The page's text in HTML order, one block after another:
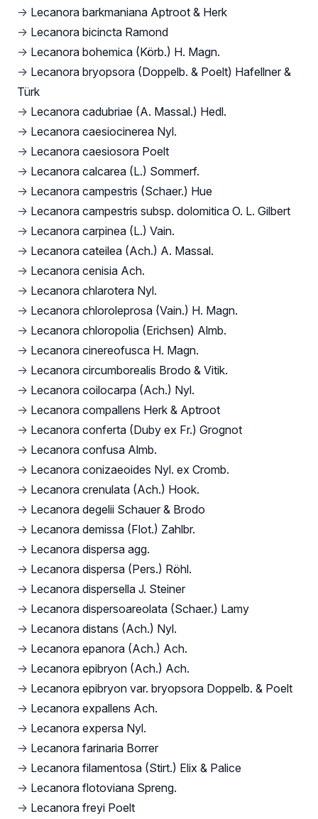
→ Lecanora barkmaniana Aptroot & Herk
→ Lecanora bicincta Ramond
→ Lecanora bohemica (Körb.) H. Magn.
→ Lecanora bryopsora (Doppelb. & Poelt) Hafellner &
Türk
→ Lecanora cadubriae (A. Massal.) Hedl.
→ Lecanora caesiocinerea Nyl.
→ Lecanora caesiosora Poelt
→ Lecanora calcarea (L.) Sommerf.
→ Lecanora campestris (Schaer.) Hue
→ Lecanora campestris subsp. dolomitica O. L. Gilbert
→ Lecanora carpinea (L.) Vain.
→ Lecanora cateilea (Ach.) A. Massal.
→ Lecanora cenisia Ach.
→ Lecanora chlarotera Nyl.
→ Lecanora chloroleprosa (Vain.) H. Magn.
→ Lecanora chloropolia (Erichsen) Almb.
→ Lecanora cinereofusca H. Magn.
→ Lecanora circumborealis Brodo & Vitik.
→ Lecanora coilocarpa (Ach.) Nyl.
→ Lecanora compallens Herk & Aptroot
→ Lecanora conferta (Duby ex Fr.) Grognot
→ Lecanora confusa Almb.
→ Lecanora conizaeoides Nyl. ex Cromb.
→ Lecanora crenulata (Ach.) Hook.
→ Lecanora degelii Schauer & Brodo
→ Lecanora demissa (Flot.) Zahlbr.
→ Lecanora dispersa agg.
→ Lecanora dispersa (Pers.) Röhl.
→ Lecanora dispersella J. Steiner
→ Lecanora dispersoareolata (Schaer.) Lamy
→ Lecanora distans (Ach.) Nyl.
→ Lecanora epanora (Ach.) Ach.
→ Lecanora epibryon (Ach.) Ach.
→ Lecanora epibryon var. bryopsora Doppelb. & Poelt
→ Lecanora expallens Ach.
→ Lecanora expersa Nyl.
→ Lecanora farinaria Borrer
→ Lecanora filamentosa (Stirt.) Elix & Palice
→ Lecanora flotoviana Spreng.
→ Lecanora freyi Poelt